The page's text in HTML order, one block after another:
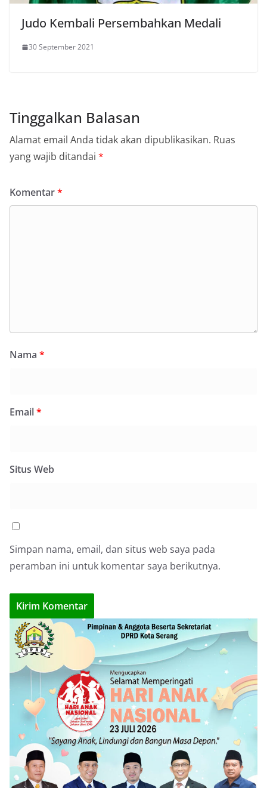
Judo Kembali Persembahkan Medali
30 September 2021
Tinggalkan Balasan
Alamat email Anda tidak akan dipublikasikan. Ruas
yang wajib ditandai *
Komentar*
Nama *
Email*
Situs Web
Simpan nama, email, dan situs web saya pada
peramban ini untuk komentar saya berikutnya.